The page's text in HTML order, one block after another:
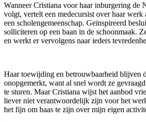
Wanneer Cristiana voor haar inburgering de
volgt, vertelt een medecursist over haar werk
een scholengemeenschap. Geïnspireerd
solliciteren op een baan in de schoonmaak.
en werkt er vervolgens naar ieders
Haar toewijding en betrouwbaarheid blijven
onopgemerkt, want al snel wordt ze
te sturen. Maar Cristiana wijst het aanbod
liever niet verantwoordelijk zijn voor het
het fijn om baas te zijn over mijn eigen